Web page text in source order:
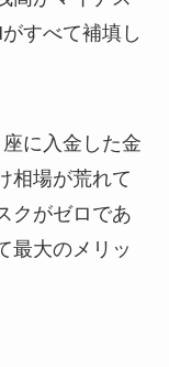
すべて補填し
に入金した金
相場が荒れて
クがゼロであ
最大のメリッ